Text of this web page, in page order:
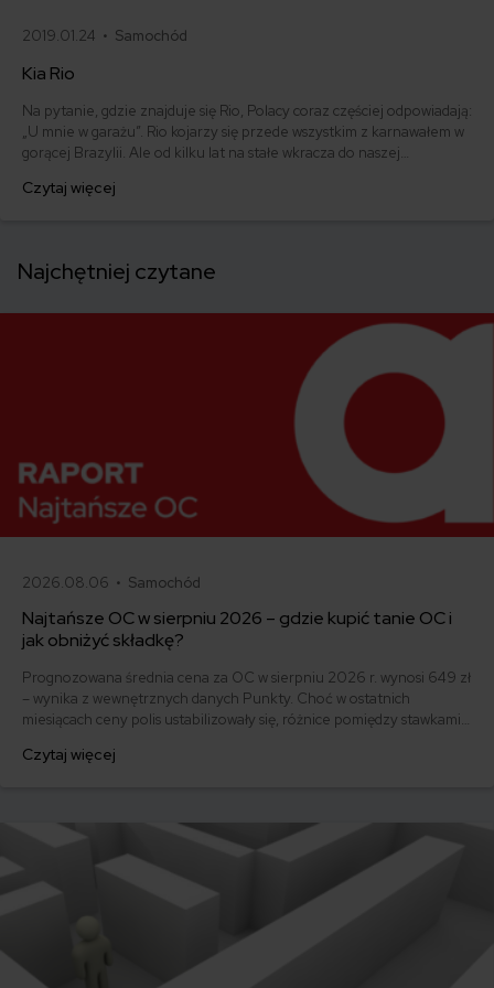
2019.01.24 • Samochód
Kia Rio
Na pytanie, gdzie znajduje się Rio, Polacy coraz częściej odpowiadają:
„U mnie w garażu”. Rio kojarzy się przede wszystkim z karnawałem w
gorącej Brazylii. Ale od kilku lat na stałe wkracza do naszej
jakie są wady, zalety, opinie o modelu. Ile kosztuje ubezpieczenie dla
Czytaj więcej
Najchętniej czytane
2026.08.06 • Samochód
Najtańsze OC w sierpniu 2026 – gdzie kupić tanie OC i
jak obniżyć składkę?
Prognozowana średnia cena za OC w sierpniu 2026 r. wynosi 649 zł
– wynika z wewnętrznych danych Punkty. Choć w ostatnich
miesiącach ceny polis ustabilizowały się, różnice pomiędzy stawkami
500 zł, inni – powyżej 1500 zł. Gdzie znaleźć najtańsze OC w Polsce
Czytaj więcej